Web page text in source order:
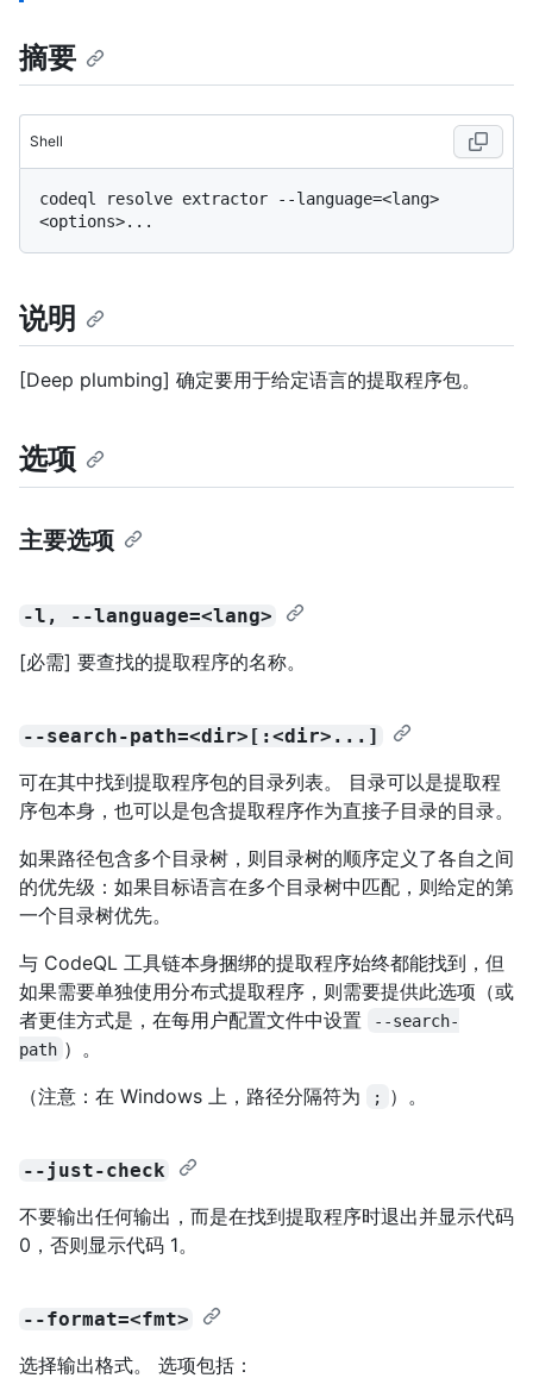
摘要
Shell
codeql resolve extractor --language=<lang>
说明
[Deep plumbing] 确定要用于给定语言的提取程序包。
选项
主要选项
-l, --language=<lang>
[必需] 要查找的提取程序的名称。
--search-path=<dir>[:<dir>...]
可在其中找到提取程序包的目录列表。 目录可以是提取程
序包本身，也可以是包含提取程序作为直接子目录的目录。
如果路径包含多个目录树，则目录树的顺序定义了各自之间
的优先级：如果目标语言在多个目录树中匹配，则给定的第
一个目录树优先。
与 CodeQL 工具链本身捆绑的提取程序始终都能找到，但
如果需要单独使用分布式提取程序，则需要提供此选项（或
者更佳方式是，在每用户配置文件中设置
--search-
path ）。
（注意：在 Windows 上，路径分隔符为
; ）。
--just-check
不要输出任何输出，而是在找到提取程序时退出并显示代码
0，否则显示代码 1。
--format=<fmt>
选择输出格式。 选项包括：